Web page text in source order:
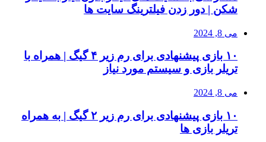
شکن | دور زدن فیلترینگ سایت ها
می 8, 2024
۱۰ بازی پیشنهادی برای رم زیر ۴ گیگ | همراه با
تریلر بازی و سیستم مورد نیاز
می 8, 2024
۱۰ بازی پیشنهادی برای رم زیر ۲ گیگ | به همراه
تریلر بازی ها